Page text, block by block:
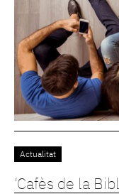
Actualitat
‘Cafès de la